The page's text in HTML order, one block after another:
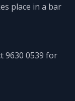
place in a bar
9630 0539 for